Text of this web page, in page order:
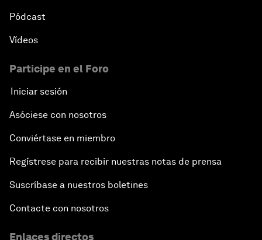
Pódcast
Vídeos
Participe en el Foro
Iniciar sesión
Asóciese con nosotros
Conviértase en miembro
Regístrese para recibir nuestras notas de prensa
Suscríbase a nuestros boletines
Contacte con nosotros
Enlaces directos